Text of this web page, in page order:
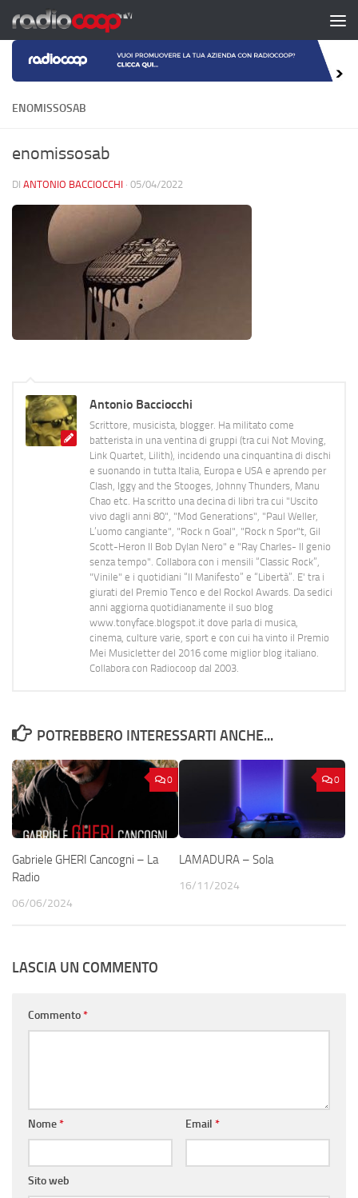
Salta al contenuto
ENOMISSOSAB
enomissosab
DI ANTONIO BACCIOCCHI · 05/04/2022
Antonio Bacciocchi
Scrittore, musicista, blogger. Ha militato come
batterista in una ventina di gruppi (tra cui Not Moving,
Link Quartet, Lilith), incidendo una cinquantina di dischi
e suonando in tutta Italia, Europa e USA e aprendo per
Clash, Iggy and the Stooges, Johnny Thunders, Manu
Chao etc. Ha scritto una decina di libri tra cui "Uscito
vivo dagli anni 80", "Mod Generations", "Paul Weller,
L’uomo cangiante", "Rock n Goal", "Rock n Spor"t, Gil
Scott-Heron Il Bob Dylan Nero" e "Ray Charles- Il genio
senza tempo". Collabora con i mensili “Classic Rock”,
"Vinile" e i quotidiani “Il Manifesto” e “Libertà”. E' tra i
giurati del Premio Tenco e del Rockol Awards. Da sedici
anni aggiorna quotidianamente il suo blog
www.tonyface.blogspot.it dove parla di musica,
cinema, culture varie, sport e con cui ha vinto il Premio
Mei Musicletter del 2016 come miglior blog italiano.
Collabora con Radiocoop dal 2003.
POTREBBERO INTERESSARTI ANCHE...
0
Gabriele GHERI Cancogni – La
Radio
06/06/2024
0
LAMADURA – Sola
16/11/2024
LASCIA UN COMMENTO
Commento*
Nome* Email *
Sito web